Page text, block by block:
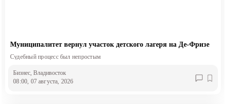
Муниципалитет вернул участок детского лагеря на Де-Фризе
Судебный процесс был непростым
Бизнес , Владивосток
08:00, 07 августа, 2026